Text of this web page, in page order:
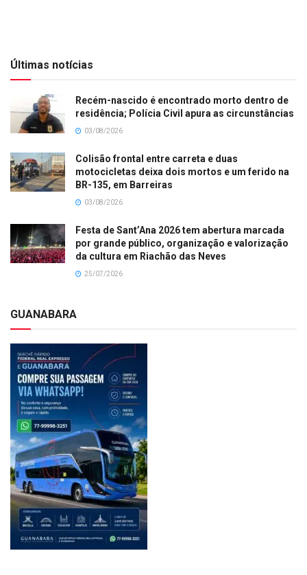
Últimas notícias
Recém-nascido é encontrado morto dentro de
residência; Polícia Civil apura as circunstâncias
03/08/2026
Colisão frontal entre carreta e duas
motocicletas deixa dois mortos e um ferido na
BR-135, em Barreiras
03/08/2026
Festa de Sant’Ana 2026 tem abertura marcada
por grande público, organização e valorização
da cultura em Riachão das Neves
25/07/2026
GUANABARA